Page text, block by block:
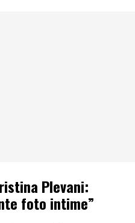
Plevani:
foto intime”